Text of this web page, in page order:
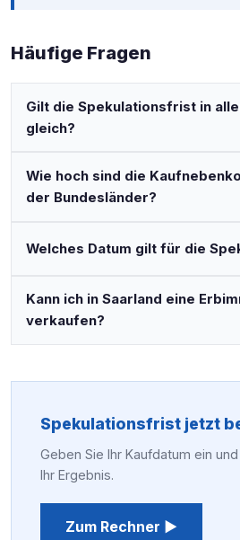
Häufige Fragen
Gilt die Spekulationsfrist in
gleich?
Wie hoch sind die
der Bundesländer?
Welches Datum gilt für die
Kann ich in Saarland eine
verkaufen?
Spekulationsfrist jetzt
Geben Sie Ihr Kaufdatum ein
Ihr Ergebnis.
Zum Rechner ▶